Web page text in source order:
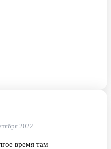
2022
время там